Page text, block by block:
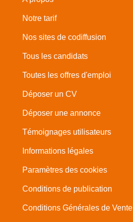
Notre tarif
Nos sites de codiffusion
Tous les candidats
Toutes les offres d'emploi
Déposer un CV
Déposer une annonce
Témoignages utilisateurs
Informations légales
Paramètres des cookies
Conditions de publication
Conditions Générales de Vente